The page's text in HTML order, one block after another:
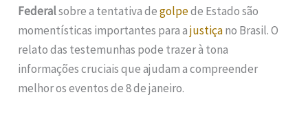
Federalsobre a tentativa degolpede Estado são
momentísticas importantes para ajustiçano Brasil. O
relato das testemunhas pode trazer à tona
informações cruciais que ajudam a compreender
melhor os eventos de 8 de janeiro.